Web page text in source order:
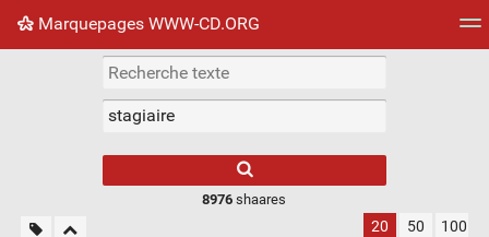
Marquepages WWW-CD.ORG
Nuage de tags Mur d'images
8976 shaares
20 50 100